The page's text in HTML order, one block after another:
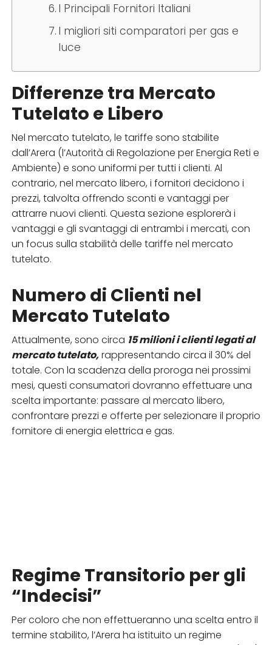
I Principali Fornitori Italiani
I migliori siti comparatori per gas e
luce
Differenze tra Mercato
Tutelato e Libero
Nel mercato tutelato, le tariffe sono stabilite
dall’Arera (l’Autorità di Regolazione per Energia Reti e
Ambiente) e sono uniformi per tutti i clienti. Al
contrario, nel mercato libero, i fornitori decidono i
prezzi, talvolta offrendo sconti e vantaggi per
attrarre nuovi clienti. Questa sezione esplorerà i
vantaggi e gli svantaggi di entrambi i mercati, con
un focus sulla stabilità delle tariffe nel mercato
tutelato.
Numero di Clienti nel
Mercato Tutelato
Attualmente, sono circa 15 milioni i clienti legati al
mercato tutelato,rappresentando circa il 30% del
totale. Con la scadenza della proroga nei prossimi
mesi, questi consumatori dovranno effettuare una
scelta importante: passare al mercato libero,
confrontare prezzi e offerte per selezionare il proprio
fornitore di energia elettrica e gas.
Regime Transitorio per gli
“Indecisi”
Per coloro che non effettueranno una scelta entro il
termine stabilito, l’Arera ha istituito un regime